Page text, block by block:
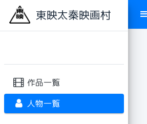
東映太秦映画村
作品一覧
人物一覧